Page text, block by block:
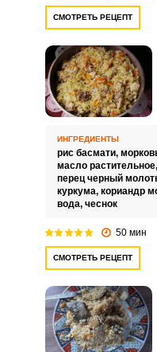
СМОТРЕТЬ РЕЦЕПТ
ИНГРЕДИЕНТЫ
рис басмати,
масло растительное,
перец черный
куркума, кориандр
вода, чеснок
50 мин
СМОТРЕТЬ РЕЦЕПТ